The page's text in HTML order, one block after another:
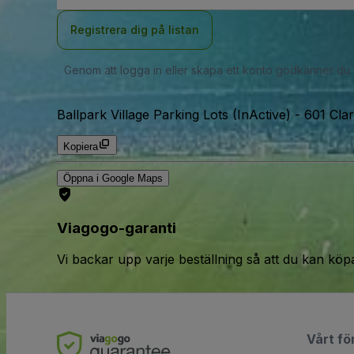
Registrera dig på listan
Genom att logga in eller skapa ett konto godkänner du
Ballpark Village Parking Lots (InActive) - 601
Kopiera
Öppna i Google Maps
Viagogo-garanti
Vi backar upp varje beställning så att du kan
Vårt